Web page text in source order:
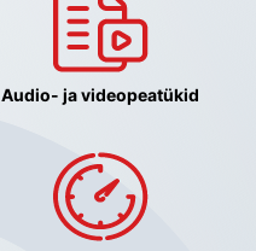
Audio- ja videopeatükid